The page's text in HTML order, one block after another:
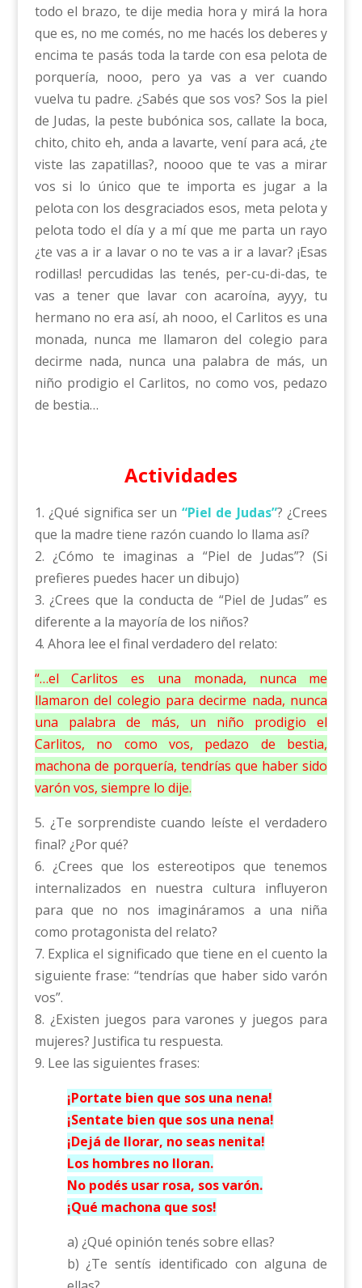
todo el brazo, te dije media hora y mirá la hora
que es, no me comés, no me hacés los deberes y
encima te pasás toda la tarde con esa pelota de
porquería, nooo, pero ya vas a ver cuando
vuelva tu padre. ¿Sabés que sos vos? Sos la piel
de Judas, la peste bubónica sos, callate la boca,
chito, chito eh, anda a lavarte, vení para acá, ¿te
viste las zapatillas?, noooo que te vas a mirar
vos si lo único que te importa es jugar a la
pelota con los desgraciados esos, meta pelota y
pelota todo el día y a mí que me parta un rayo
¿te vas a ir a lavar o no te vas a ir a lavar? ¡Esas
rodillas! percudidas las tenés, per-cu-di-das, te
vas a tener que lavar con acaroína, ayyy, tu
hermano no era así, ah nooo, el Carlitos es una
monada, nunca me llamaron del colegio para
decirme nada, nunca una palabra de más, un
niño prodigio el Carlitos, no como vos, pedazo
de bestia…
Actividades
1. ¿Qué significa ser un “Piel de Judas”? ¿Crees
que la madre tiene razón cuando lo llama así?
2. ¿Cómo te imaginas a “Piel de Judas”? (Si
prefieres puedes hacer un dibujo)
3. ¿Crees que la conducta de “Piel de Judas” es
diferente a la mayoría de los niños?
4. Ahora lee el final verdadero del relato:
“…el Carlitos es una monada, nunca me
llamaron del colegio para decirme nada, nunca
una palabra de más, un niño prodigio el
Carlitos, no como vos, pedazo de bestia,
machona de porquería, tendrías que haber sido
varón vos, siempre lo dije.
5. ¿Te sorprendiste cuando leíste el verdadero
final? ¿Por qué?
6. ¿Crees que los estereotipos que tenemos
internalizados en nuestra cultura influyeron
para que no nos imagináramos a una niña
como protagonista del relato?
7. Explica el significado que tiene en el cuento la
siguiente frase: “tendrías que haber sido varón
vos”.
8. ¿Existen juegos para varones y juegos para
mujeres? Justifica tu respuesta.
9. Lee las siguientes frases:
¡Portate bien que sos una nena!
¡Sentate bien que sos una nena!
¡Dejá de llorar, no seas nenita!
Los hombres no lloran.
No podés usar rosa, sos varón.
¡Qué machona que sos!
a) ¿Qué opinión tenés sobre ellas?
b) ¿Te sentís identificado con alguna de